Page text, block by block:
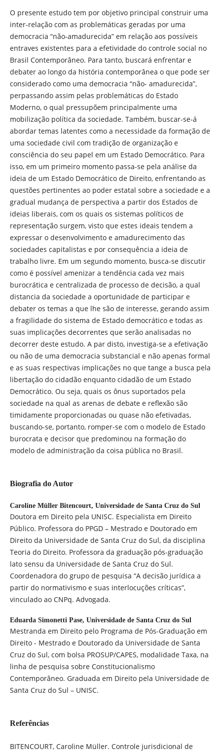
O presente estudo tem por objetivo principal construir uma
inter-relação com as problemáticas geradas por uma
democracia “não-amadurecida” em relação aos possíveis
entraves existentes para a efetividade do controle social no
Brasil Contemporâneo. Para tanto, buscará enfrentar e
debater ao longo da história contemporânea o que pode ser
considerado como uma democracia “não- amadurecida”,
perpassando assim pelas problemáticas do Estado
Moderno, o qual pressupõem principalmente uma
mobilização política da sociedade. Também, buscar-se-á
abordar temas latentes como a necessidade da formação de
uma sociedade civil com tradição de organização e
consciência do seu papel em um Estado Democrático. Para
isso, em um primeiro momento passa-se pela análise da
ideia de um Estado Democrático de Direito, enfrentando as
questões pertinentes ao poder estatal sobre a sociedade e a
gradual mudança de perspectiva a partir dos Estados de
ideias liberais, com os quais os sistemas políticos de
representação surgem, visto que estes ideais tendem a
expressar o desenvolvimento e amadurecimento das
sociedades capitalistas e por consequência a ideia de
trabalho livre. Em um segundo momento, busca-se discutir
como é possível amenizar a tendência cada vez mais
burocrática e centralizada de processo de decisão, a qual
distancia da sociedade a oportunidade de participar e
debater os temas a que lhe são de interesse, gerando assim
a fragilidade do sistema de Estado democrático e todas as
suas implicações decorrentes que serão analisadas no
decorrer deste estudo. A par disto, investiga-se a efetivação
ou não de uma democracia substancial e não apenas formal
e as suas respectivas implicações no que tange a busca pela
libertação do cidadão enquanto cidadão de um Estado
Democrático. Ou seja, quais os ônus suportados pela
sociedade na qual as arenas de debate e reflexão são
timidamente proporcionadas ou quase não efetivadas,
buscando-se, portanto, romper-se com o modelo de Estado
burocrata e decisor que predominou na formação do
modelo de administração da coisa pública no Brasil.
Biografia do Autor
Caroline Müller Bitencourt, Universidade de Santa Cruz do Sul
Doutora em Direito pela UNISC. Especialista em Direito
Público. Professora do PPGD – Mestrado e Doutorado em
Direito da Universidade de Santa Cruz do Sul, da disciplina
Teoria do Direito. Professora da graduação pós-graduação
lato sensu da Universidade de Santa Cruz do Sul.
Coordenadora do grupo de pesquisa “A decisão jurídica a
partir do normativismo e suas interlocuções críticas”,
vinculado ao CNPq. Advogada.
Eduarda Simonetti Pase, Universidade de Santa Cruz do Sul
Mestranda em Direito pelo Programa de Pós-Graduação em
Direito - Mestrado e Doutorado da Universidade de Santa
Cruz do Sul, com bolsa PROSUP/CAPES, modalidade Taxa, na
linha de pesquisa sobre Constitucionalismo
Contemporâneo. Graduada em Direito pela Universidade de
Santa Cruz do Sul – UNISC.
Referências
BITENCOURT, Caroline Müller. Controle jurisdicional de